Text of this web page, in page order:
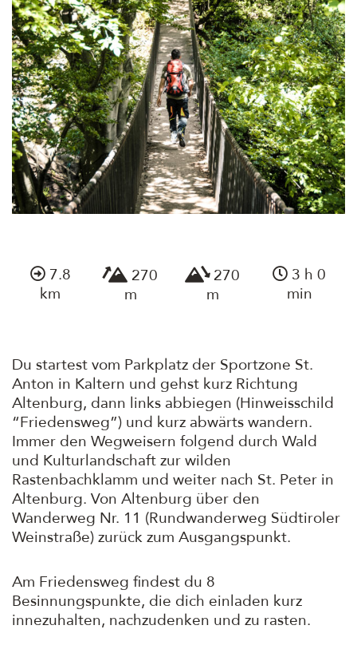
7.8
km
270
m
270
m
3 h 0
min
Du startest vom Parkplatz der Sportzone St.
Anton in Kaltern und gehst kurz Richtung
Altenburg, dann links abbiegen (Hinweisschild
“Friedensweg”) und kurz abwärts wandern.
Immer den Wegweisern folgend durch Wald
und Kulturlandschaft zur wilden
Rastenbachklamm und weiter nach St. Peter in
Altenburg. Von Altenburg über den
Wanderweg Nr. 11 (Rundwanderweg Südtiroler
Weinstraße) zurück zum Ausgangspunkt.
Am Friedensweg findest du 8
Besinnungspunkte, die dich einladen kurz
innezuhalten, nachzudenken und zu rasten.